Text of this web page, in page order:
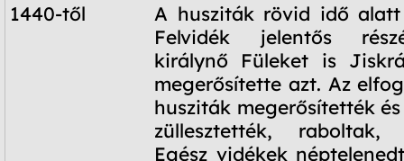
1440-től
A husziták rövid idő
Felvidék jelentős
királynő Füleket is
megerősítette azt. Az
husziták megerősítették
züllesztették, raboltak,
Egész vidékek